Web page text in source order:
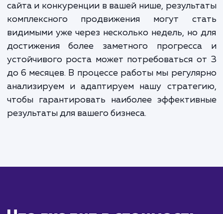
прозрачности ценообразования и готовы обсудить все
детали, прежде чем приступить к работе."